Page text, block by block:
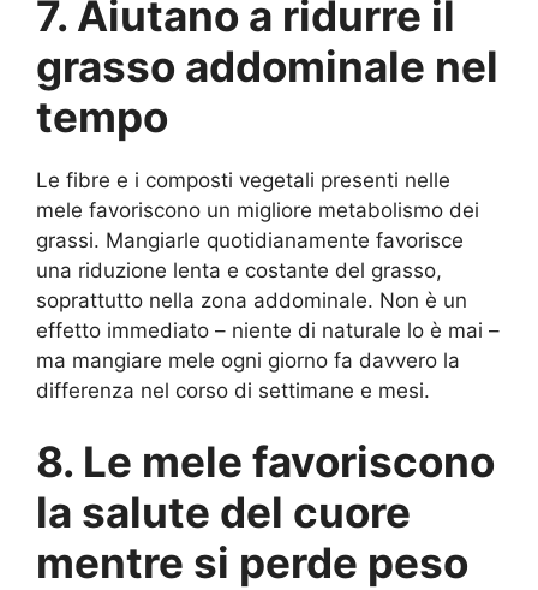
7. Aiutano a ridurre il
grasso addominale nel
tempo
Le fibre e i composti vegetali presenti nelle
mele favoriscono un migliore metabolismo dei
grassi. Mangiarle quotidianamente favorisce
una riduzione lenta e costante del grasso,
soprattutto nella zona addominale. Non è un
effetto immediato – niente di naturale lo è mai –
ma mangiare mele ogni giorno fa davvero la
differenza nel corso di settimane e mesi.
8. Le mele favoriscono
la salute del cuore
mentre si perde peso